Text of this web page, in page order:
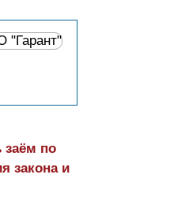
заём по
закона и